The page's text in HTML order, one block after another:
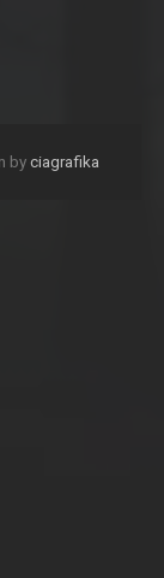
byciagrafika